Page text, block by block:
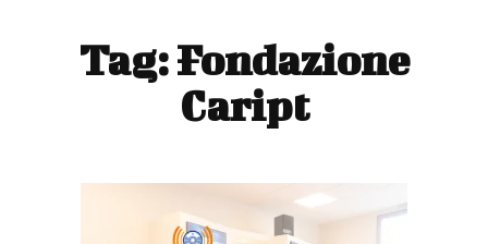
Tag:Fondazione
Caript